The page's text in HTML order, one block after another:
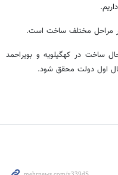
مسکن در حال ساخت در کهگیلویه و بویراحمد